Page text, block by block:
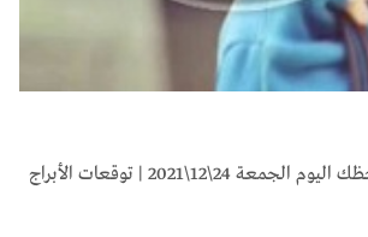
ابراج اليوم الجمعة 24-12-2021 ماغي فرح Abraj | حظك اليوم الجمعة 24\12\2021 | توقعات الأبراج